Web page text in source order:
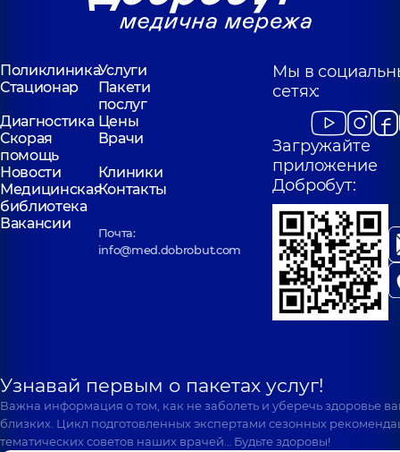
ПоликлиникаУслуги
Стационар
Пакети
послуг
Диагностика Цены
Скорая
помощь
Врачи
Новости
Клиники
Медицинская
библиотека
Контакты
Вакансии
Почта:
info@med.dobrobut.com
Мы в
сетях:
Загружайте
приложение
Добробут:
Узнавай первым о пакетах услуг!
Важна информация о том, как не заболеть и уберечь здоровье
близких. Цикл подготовленных экспертами сезонных
тематических советов наших врачей… Будьте здоровы!